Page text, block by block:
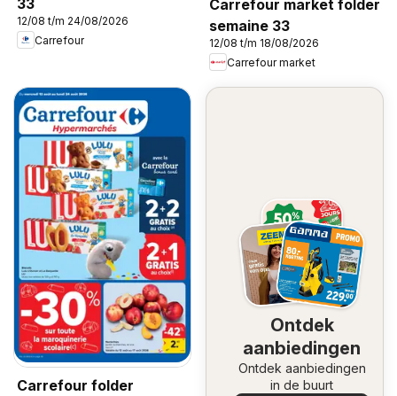
33
12/08 t/m 24/08/2026
Carrefour
Carrefour market folder
semaine 33
12/08 t/m 18/08/2026
Carrefour market
Carrefour folder
Ontdek
aanbiedingen
Ontdek aanbiedingen
in de buurt